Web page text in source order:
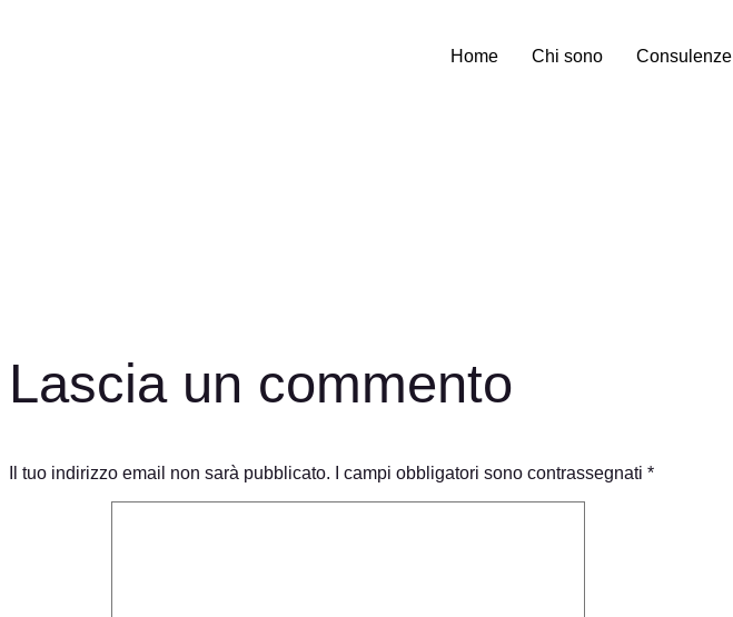
Home Chi sono Consulenze
Lascia un commento
Il tuo indirizzo email non sarà pubblicato. I campi obbligatori sono contrassegnati *